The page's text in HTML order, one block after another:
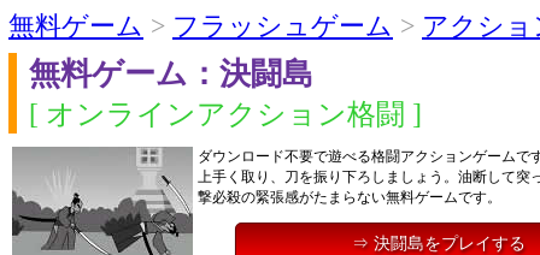
無料ゲーム > フラッシュゲーム > アクショ
無料ゲーム：決闘島
[ オンラインアクション格闘 ]
ダウンロード不要で遊べる格闘アクションゲームで
上手く取り、刀を振り下ろしましょう。油断して突
撃必殺の緊張感がたまらない無料ゲームです。
⇒ 決闘島をプレイする